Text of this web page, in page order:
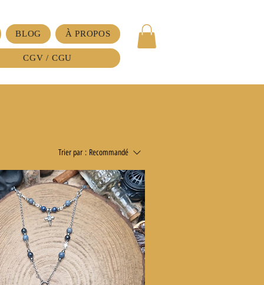
BLOG À PROPOS
CGV / CGU
Trier par : Recommandé